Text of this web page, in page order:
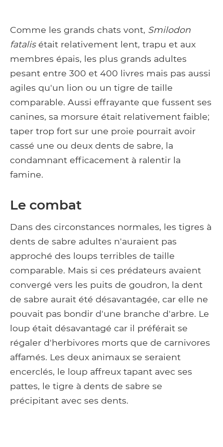
Comme les grands chats vont, Smilodon
fatalisétait relativement lent, trapu et aux
membres épais, les plus grands adultes
pesant entre 300 et 400 livres mais pas aussi
agiles qu'un lion ou un tigre de taille
comparable. Aussi effrayante que fussent ses
canines, sa morsure était relativement faible;
taper trop fort sur une proie pourrait avoir
cassé une ou deux dents de sabre, la
condamnant efficacement à ralentir la
famine.
Le combat
Dans des circonstances normales, les tigres à
dents de sabre adultes n'auraient pas
approché des loups terribles de taille
comparable. Mais si ces prédateurs avaient
convergé vers les puits de goudron, la dent
de sabre aurait été désavantagée, car elle ne
pouvait pas bondir d'une branche d'arbre. Le
loup était désavantagé car il préférait se
régaler d'herbivores morts que de carnivores
affamés. Les deux animaux se seraient
encerclés, le loup affreux tapant avec ses
pattes, le tigre à dents de sabre se
précipitant avec ses dents.